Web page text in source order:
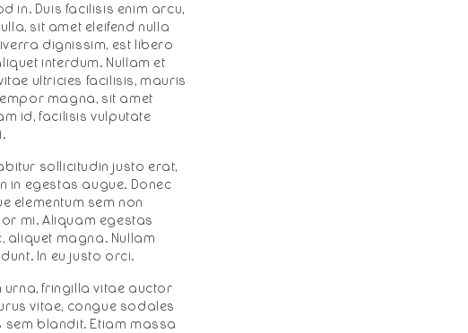
in. Duis facilisis enim arcu,
sit amet eleifend nulla
dignissim, est libero
interdum. Nullam et
ultricies facilisis, mauris
magna, sit amet
id, facilisis vulputate
sollicitudin justo erat,
in egestas augue. Donec
elementum sem non
mi. Aliquam egestas
aliquet magna. Nullam
In eu justo orci.
urna, fringilla vitae auctor
vitae, congue sodales
sem blandit. Etiam massa